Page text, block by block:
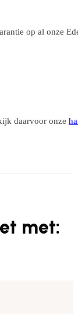
op al onze
daarvoor onze
met: